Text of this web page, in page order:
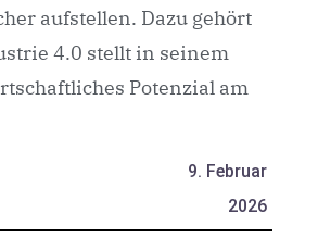
aufstellen. Dazu gehört
4.0 stellt in seinem
Potenzial am
9. Februar
2026